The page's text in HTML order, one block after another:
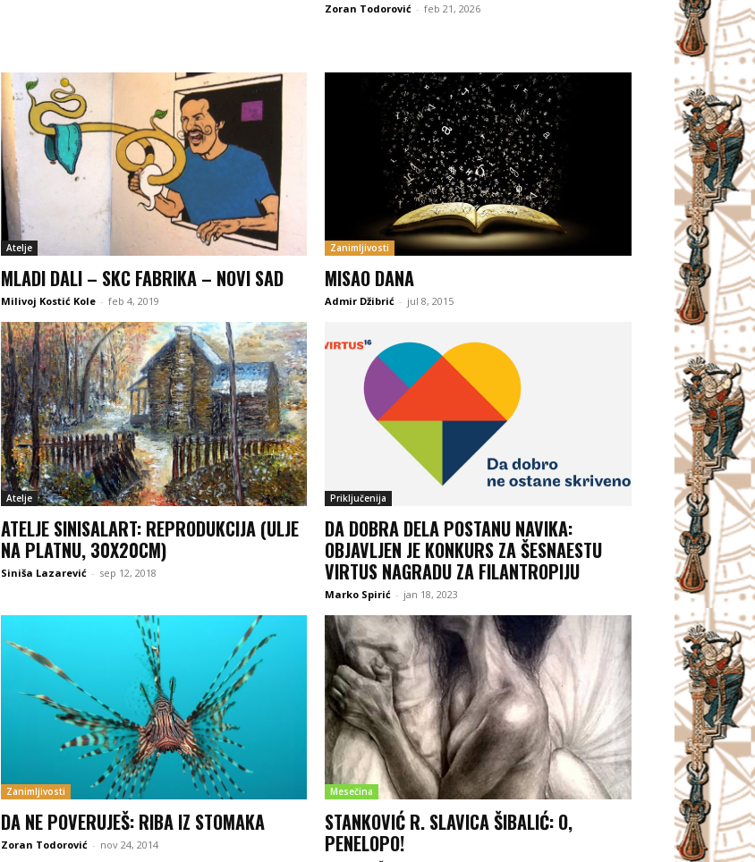
Zoran Todorović - feb 21, 2026
Atelje
MLADI DALI – SKC FABRIKA – NOVI SAD
Milivoj Kostić Kole - feb 4, 2019
Zanimljivosti
MISAO DANA
Admir Džibrić - jul 8, 2015
Atelje
ATELJE SINISALART: REPRODUKCIJA (ULJE
NA PLATNU, 30X20CM)
Siniša Lazarević - sep 12, 2018
Priključenija
DA DOBRA DELA POSTANU NAVIKA:
OBJAVLJEN JE KONKURS ZA ŠESNAESTU
VIRTUS NAGRADU ZA FILANTROPIJU
Marko Spirić - jan 18, 2023
Zanimljivosti
DA NE POVERUJEŠ: RIBA IZ STOMAKA
Zoran Todorović - nov 24, 2014
Mesečina
STANKOVIĆ R. SLAVICA ŠIBALIĆ: O,
PENELOPO!